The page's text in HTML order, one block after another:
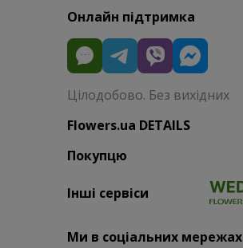
Онлайн підтримка
Цілодобово. Без вихідних
Flowers.ua DETAILS
Покупцю
Інші сервіси
Ми в соціальних мережах